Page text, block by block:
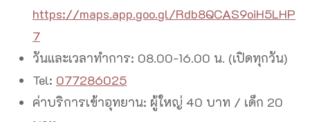
https://maps.app.goo.gl/Rdb8QCAS9oiH5LHP
7
วันและเวลาทำการ: 08.00-16.00 น. (เปิดทุกวัน)
Tel: 077286025
ค่าบริการเข้าอุทยาน: ผู้ใหญ่ 40 บาท / เด็ก 20